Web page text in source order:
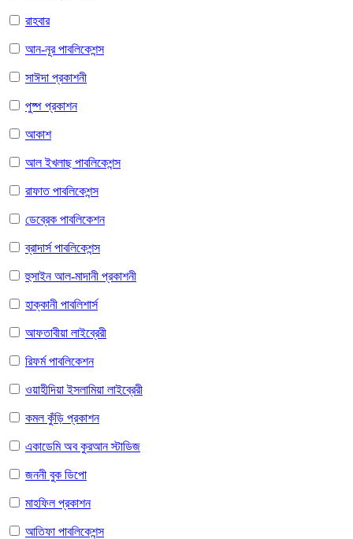
রাহবার
আন-নূর পাবলিকেশন্স
সাঈদা প্রকাশনী
পুষ্প প্রকাশন
আকাশ
আল ইখলাছ পাবলিকেশন্স
রাফাত পাবলিকেশন্স
ডেব্রেক পাবলিকেশন
ব্রাদার্স পাবলিকেশন্স
হুসাইন আল-মাদানী প্রকাশনী
হাক্কানী পাবলিশার্স
আফতাবীয়া লাইব্রেরী
রিফর্ম পাবলিকেশন
ওয়াহীদিয়া ইসলামিয়া লাইব্রেরী
কমল কুঁড়ি প্রকাশন
একাডেমি অব কুরআন স্টাডিজ
জননী বুক ডিপো
মাহফিল প্রকাশন
আতিফা পাবলিকেশন্স